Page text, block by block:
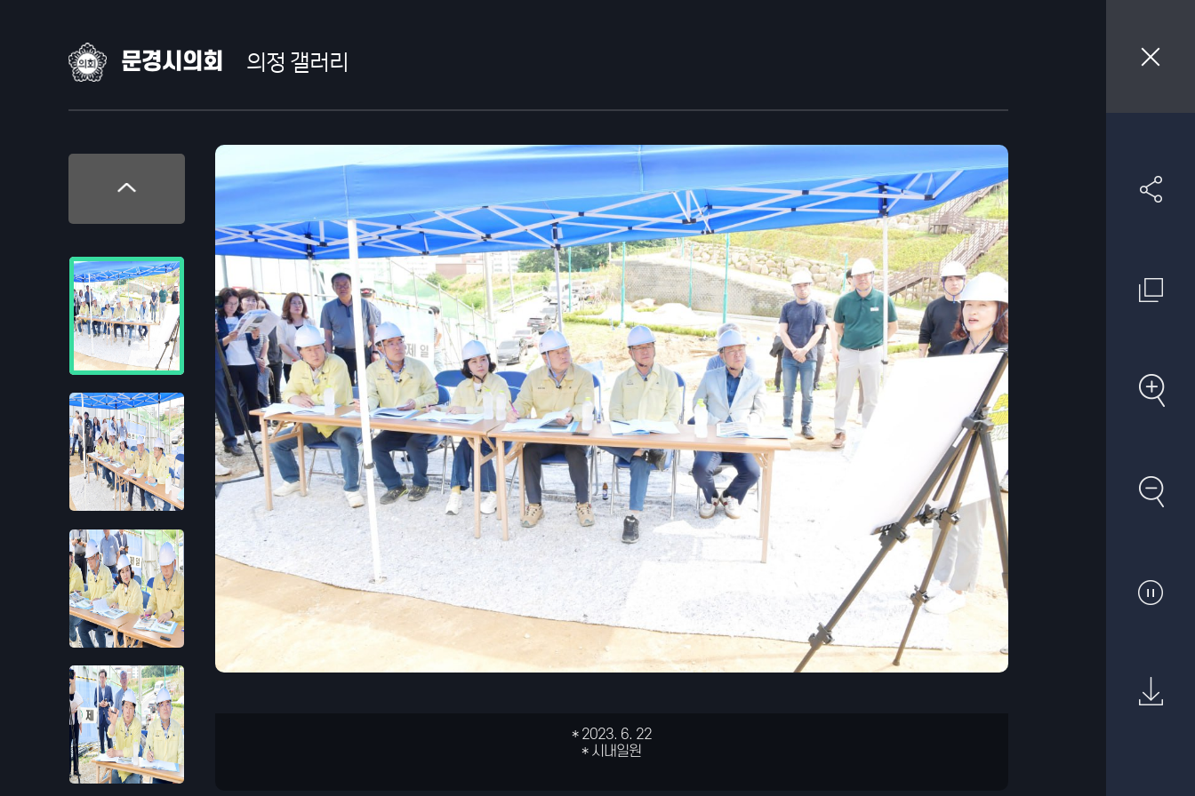
문경시의회 의정 갤러리
* 2023. 6. 22
* 시내일원
* 2023. 6. 22
* 시내일원
* 2023. 6. 22
* 시내일원
* 2023. 6. 22
* 시내일원
* 2023. 6. 22
* 시내일원
* 2023. 6. 22
* 시내일원
* 2023. 6. 22
* 시내일원
* 2023. 6. 22
* 시내일원
* 2023. 6. 22
* 시내일원
* 2023. 6. 22
* 시내일원
* 2023. 6. 22
* 시내일원